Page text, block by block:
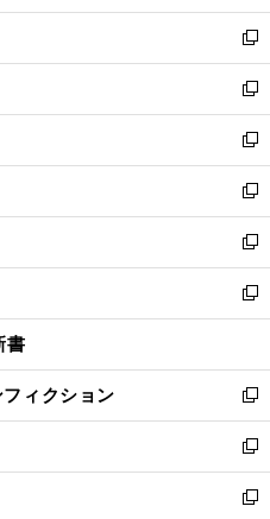
開
く
ウ
で
開
く
ン
ド
ウ
で
開
く
新
し
い
ウ
ィ
ン
ド
ウ
で
開
く
新
し
い
ウ
ィ
ン
ド
ウ
で
開
新
し
い
ウ
ィ
ン
ド
ウ
開
く
新
し
い
ウ
ィ
ン
ウ
で
開
く
新
し
い
ウ
ン
ド
ウ
で
開
く
新
し
ウ
ィ
ン
ド
ウ
で
書
ィクション
新
し
い
ウ
ィ
新
し
い
新